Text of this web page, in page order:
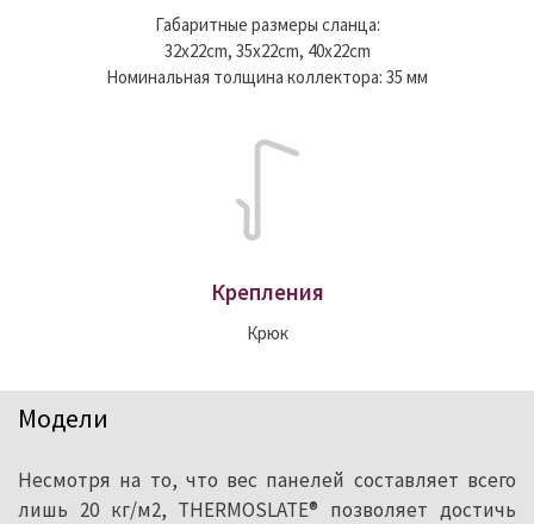
Габаритные размеры сланца:
32x22cm, 35x22cm, 40x22cm
Номинальная толщина коллектора: 35 мм
Крепления
Крюк
Модели
Несмотря на то, что вес панелей составляет всего
лишь 20 кг/м2, THERMOSLATE® позволяет достичь